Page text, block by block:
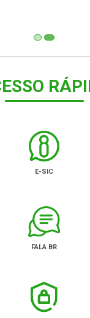
E-SIC
FALA BR